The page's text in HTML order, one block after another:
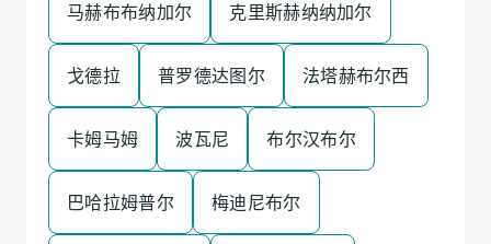
马赫布布纳加尔 克里斯赫纳纳加尔
戈德拉 普罗德达图尔 法塔赫布尔西
卡姆马姆 波瓦尼 布尔汉布尔
巴哈拉姆普尔 梅迪尼布尔